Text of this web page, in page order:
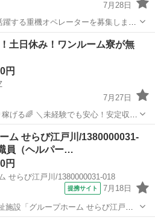
7月28日
躍する重機オペレーターを募集しま
ー・油圧ショベル・クレーン等」、
は、市川にある置き場と江戸川区の本
その他
土日休み！ワンルーム寮が無
円
7月27日
げる🌈 ＼未経験でも安心！安定収入
す💪 ・資材の運搬・投入
ム せらび江戸川/1380000031-
員（ヘルパー…
円
せらび江戸川/1380000031-018
提携サイト 7月18日
施設「グループホーム せらび江戸
以上！日勤の